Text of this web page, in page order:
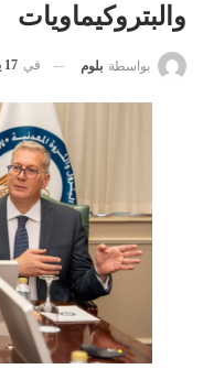
والبتروكيماويات
بواسطة بلوم في 17 يونيو , 2026 - 8:51 م